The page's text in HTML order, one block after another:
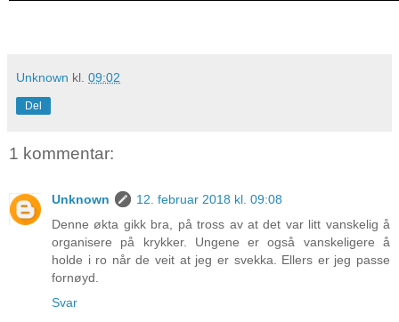
Unknown kl. 09:02
Del
1 kommentar:
Unknown
12. februar 2018 kl. 09:08
Denne økta gikk bra, på tross av at det var litt vanskelig å
organisere på krykker. Ungene er også vanskeligere å
holde i ro når de veit at jeg er svekka. Ellers er jeg passe
fornøyd.
Svar